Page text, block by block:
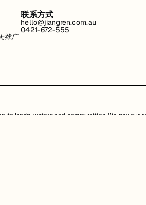
祥广
联系方式
hello@jiangren.com.au
0421-672-555
lands, waters and communities. We pay our